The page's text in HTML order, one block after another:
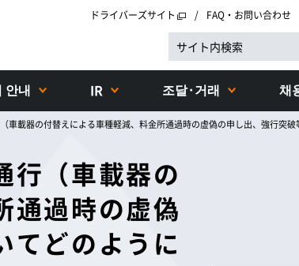
ドライバーズサイト FAQ・お問い合わせ
안내 IR 조달·거래 채
行（車載器の
通過時の虚偽
てどのように